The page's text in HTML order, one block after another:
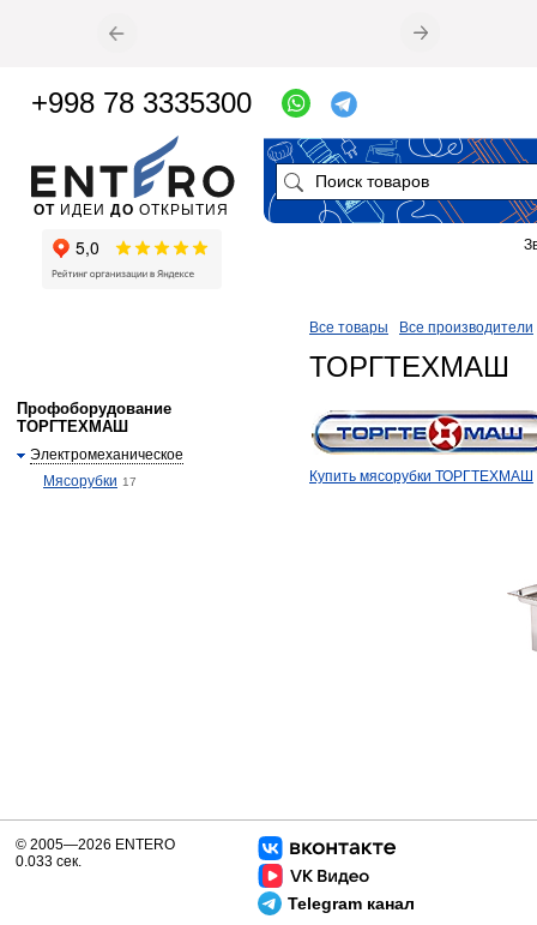
Все товары Все производители
ТОРГТЕХМАШ
Купить мясорубки ТОРГТЕХМАШ
Профоборудование
ТОРГТЕХМАШ
Электромеханическое
Мясорубки 17
ОТ ИДЕИ ДО ОТКРЫТИЯ
+998 78 3335300
Telegram канал
© 2005—2026 ENTERO
0.033 сек.